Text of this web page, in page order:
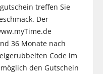
treffen Sie
Der
36 Monate nach
Code im
den Gutschein